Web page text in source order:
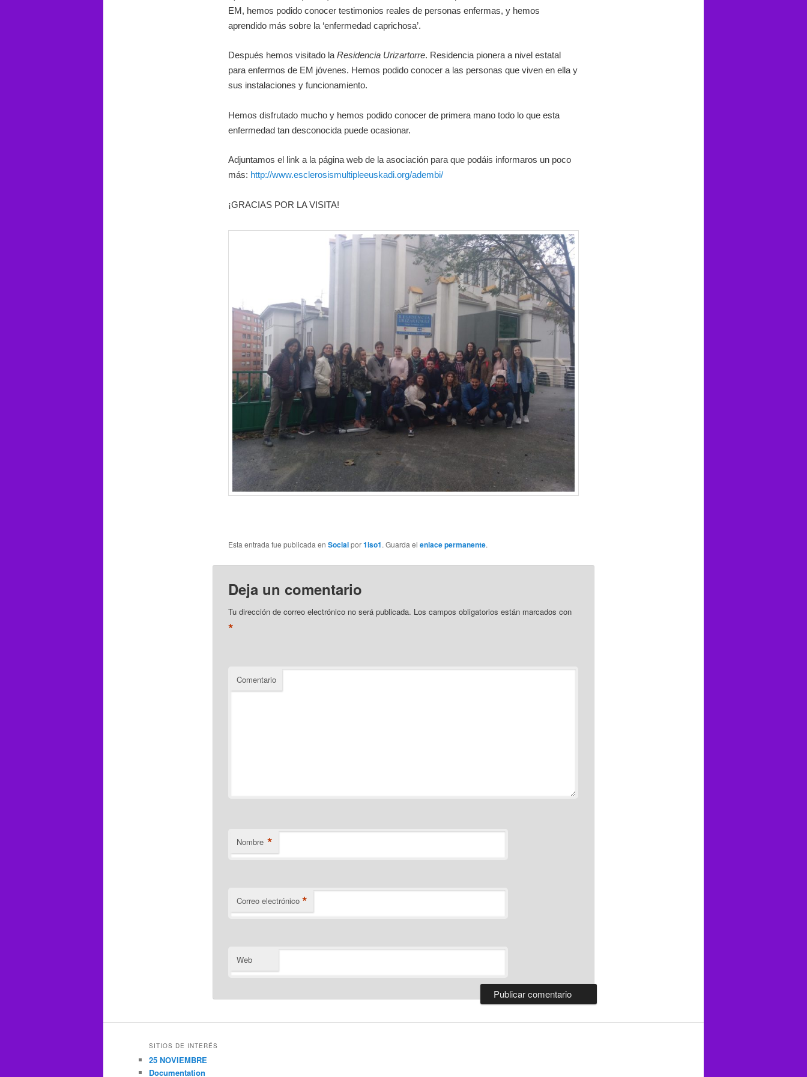
EM, hemos podido conocer testimonios reales de personas enfermas, y hemos
aprendido más sobre la ‘enfermedad caprichosa’.
Después hemos visitado laResidencia Urizartorre. Residencia pionera a nivel estatal
para enfermos de EM jóvenes. Hemos podido conocer a las personas que viven en ella y
sus instalaciones y funcionamiento.
Hemos disfrutado mucho y hemos podido conocer de primera mano todo lo que esta
enfermedad tan desconocida puede ocasionar.
Adjuntamos el link a la página web de la asociación para que podáis informaros un poco
más: http://www.esclerosismultipleeuskadi.org/adembi/
¡GRACIAS POR LA VISITA!
Esta entrada fue publicada en Socialpor1iso1. Guarda el enlace permanente.
Deja un comentario
Tu dirección de correo electrónico no será publicada. Los campos obligatorios están marcados con
*
Comentario
Nombre *
Correo electrónico *
Web
SITIOS DE INTERÉS
25 NOVIEMBRE
Documentation